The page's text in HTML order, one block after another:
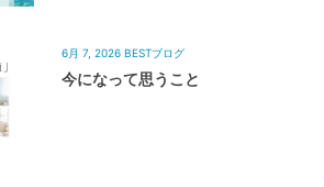
6月 7, 2026 BESTブログ
今になって思うこと